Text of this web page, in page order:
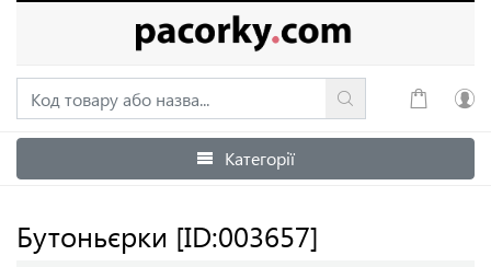
Увійти
Категорії
Бутоньєрки [ID:003657]